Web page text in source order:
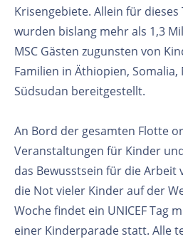
Krisengebiete. Allein für
wurden bislang mehr als 1,3
MSC Gästen zugunsten von
Familien in Äthiopien, Somalia,
Südsudan bereitgestellt.
An Bord der gesamten Flotte
Veranstaltungen für Kinder
das Bewusstsein für die Arbeit
die Not vieler Kinder auf der
Woche findet ein UNICEF Tag
einer Kinderparade statt. Alle